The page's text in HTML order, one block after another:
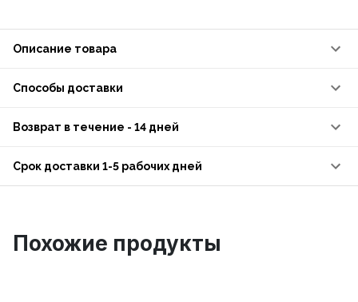
Описание товара
Способы доставки
Возврат в течение - 14 дней
Срок доставки 1-5 рабочих дней
Похожие продукты